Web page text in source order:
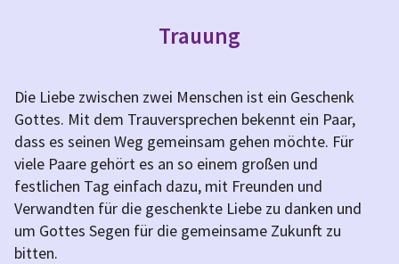
Trauung
Die Liebe zwischen zwei Menschen ist ein Geschenk
Gottes. Mit dem Trauversprechen bekennt ein Paar,
dass es seinen Weg gemeinsam gehen möchte. Für
viele Paare gehört es an so einem großen und
festlichen Tag einfach dazu, mit Freunden und
Verwandten für die geschenkte Liebe zu danken und
um Gottes Segen für die gemeinsame Zukunft zu
bitten.